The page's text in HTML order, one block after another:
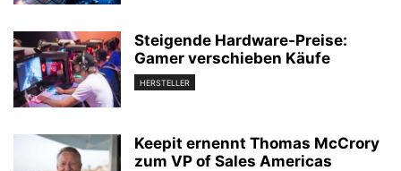
Steigende Hardware-Preise:
Gamer verschieben Käufe
HERSTELLER
Keepit ernennt Thomas McCrory
zum VP of Sales Americas